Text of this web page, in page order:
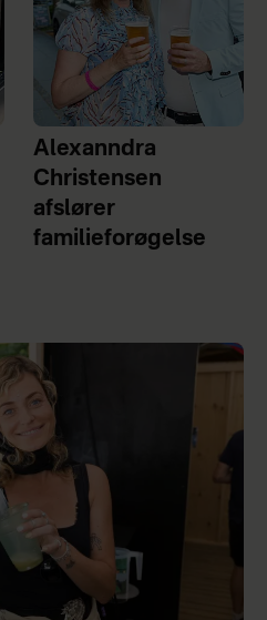
Alexanndra
Christensen
afslører
familieforøgelse